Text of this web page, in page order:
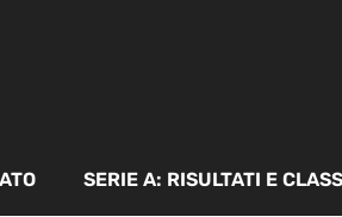
SERIE A: RISULTATI E